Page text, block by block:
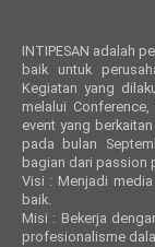
INTIPESAN adalah
baik untuk
Kegiatan yang
melalui
event yang
pada bulan
bagian dari passion
Visi : Menjadi
baik.
Misi : Bekerja
profesionalisme